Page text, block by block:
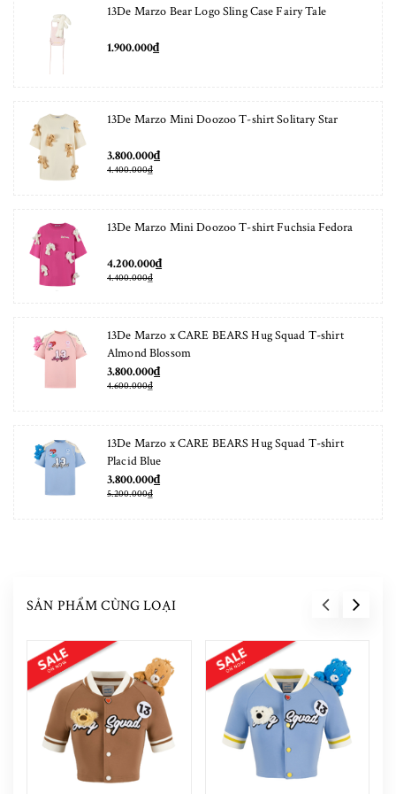
13De Marzo Bear Logo Sling Case Fairy Tale
1.900.000₫
13De Marzo Mini Doozoo T-shirt Solitary Star
3.800.000₫
4.400.000₫
13De Marzo Mini Doozoo T-shirt Fuchsia Fedora
4.200.000₫
4.400.000₫
13De Marzo x CARE BEARS Hug Squad T-shirt
Almond Blossom
3.800.000₫
4.600.000₫
13De Marzo x CARE BEARS Hug Squad T-shirt
Placid Blue
3.800.000₫
5.200.000₫
SẢN PHẨM CÙNG LOẠI